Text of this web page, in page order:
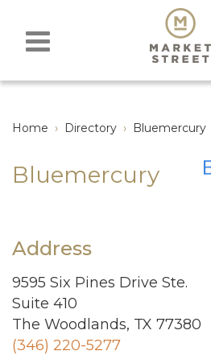
Home › Directory › Bluemercury
Bluemercury
Address
9595 Six Pines Drive Ste.
Suite 410
The Woodlands, TX 77380
(346) 220-5277